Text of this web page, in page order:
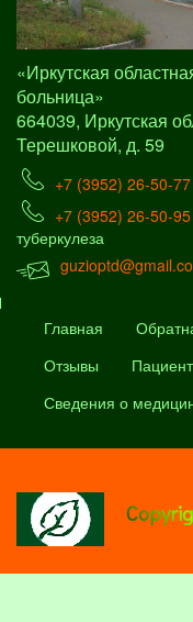
«Иркутская
больница»
664039, Иркутская
Терешковой, д. 59
+7 (3952) 26-50-77
+7 (3952) 26-50-95
туберкулеза
Главная
Отзывы
Сведения о